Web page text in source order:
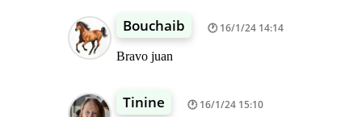
Bouchaib 16/1/24 14:14
Bravo juan
Tinine 16/1/24 15:10